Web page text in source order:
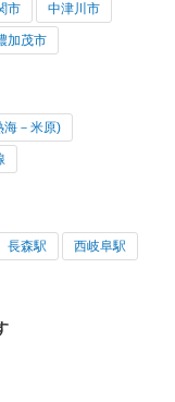
市 中津川市
加茂市
海－米原)
長森駅 西岐阜駅